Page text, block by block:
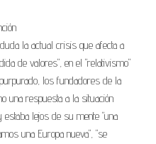
la actual crisis que afecta a
de valores", en el "relativismo"
los fundadores de la
una respuesta a la situación
lejos de su mente "una
una Europa nueva", "se